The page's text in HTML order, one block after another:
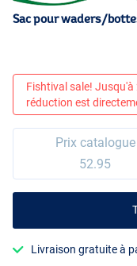
Sac pour waders/
Fishtival sale! Jusqu'à
réduction est
Prix catalogue
52.95
Livraison gratuite à